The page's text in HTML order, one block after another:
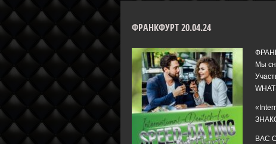
ФРАНКФУРТ 20.04.24
Мы
ВАС